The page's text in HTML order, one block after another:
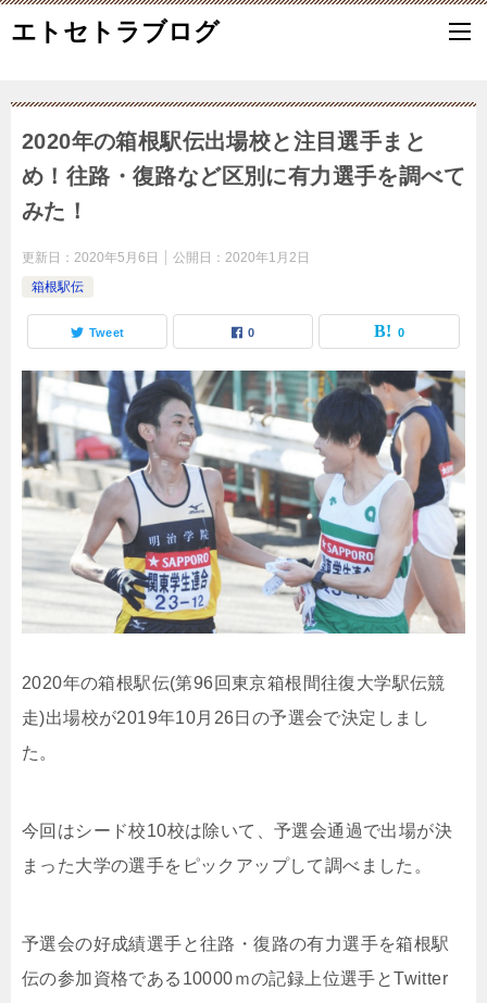
エトセトラブログ
2020年の箱根駅伝出場校と注目選手まと
め！往路・復路など区別に有力選手を調べて
みた！
更新日： 2020年5月6日 公開日： 2020年1月2日
箱根駅伝
Tweet 0 0
2020年の箱根駅伝(第96回東京箱根間往復大学駅伝競
走)出場校が2019年10月26日の予選会で決定しまし
た。
今回はシード校10校は除いて、予選会通過で出場が決
まった大学の選手をピックアップして調べました。
予選会の好成績選手と往路・復路の有力選手を箱根駅
伝の参加資格である10000ｍの記録上位選手とTwitter